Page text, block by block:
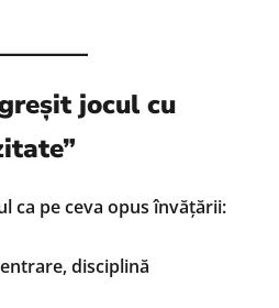
jocul cu
ca pe ceva opus învățării:
disciplină